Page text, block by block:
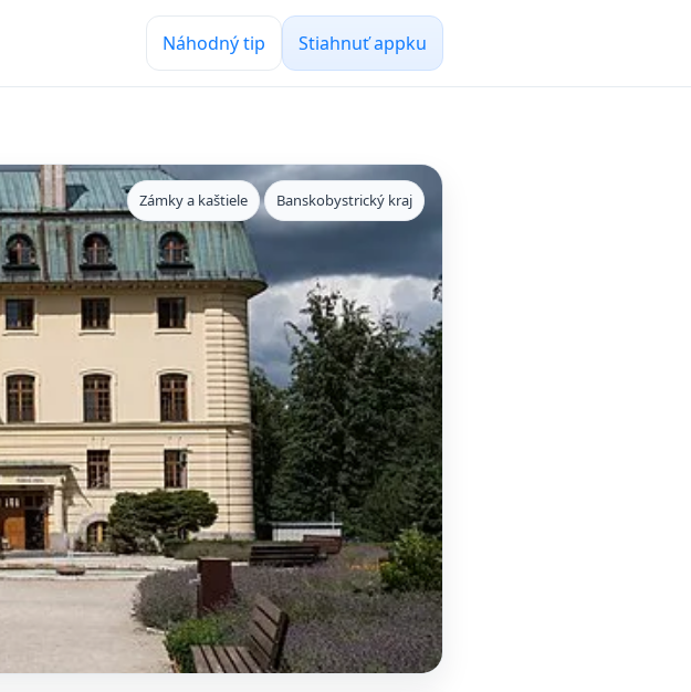
Náhodný tip Stiahnuť appku
Zámky a kaštiele Banskobystrický kraj